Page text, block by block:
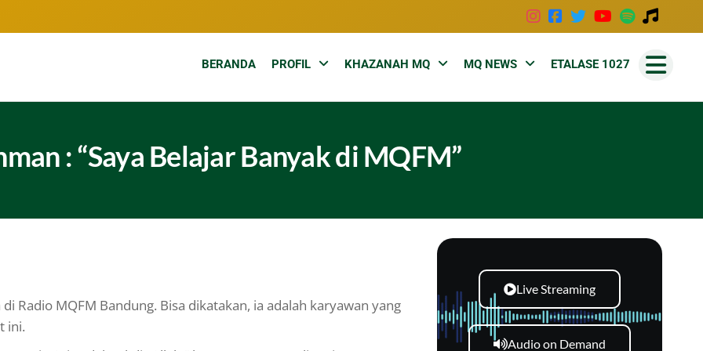
BERANDA PROFIL KHAZANAH MQ MQ NEWS ETALASE 1027
: “Saya Belajar Banyak di MQFM”
Radio MQFM Bandung. Bisa dikatakan, ia adalah karyawan yang
ini.
Live Streaming
Audio on Demand